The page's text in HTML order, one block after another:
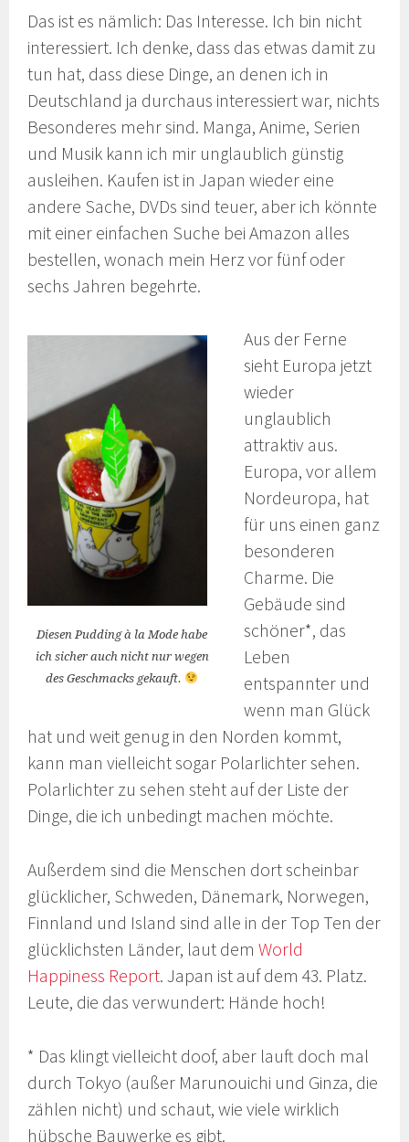
Das ist es nämlich: Das Interesse. Ich bin nicht
interessiert. Ich denke, dass das etwas damit zu
tun hat, dass diese Dinge, an denen ich in
Deutschland ja durchaus interessiert war, nichts
Besonderes mehr sind. Manga, Anime, Serien
und Musik kann ich mir unglaublich günstig
ausleihen. Kaufen ist in Japan wieder eine
andere Sache, DVDs sind teuer, aber ich könnte
mit einer einfachen Suche bei Amazon alles
bestellen, wonach mein Herz vor fünf oder
sechs Jahren begehrte.
Diesen Pudding à la Mode habe
ich sicher auch nicht nur wegen
des Geschmacks gekauft.
Aus der Ferne
sieht Europa jetzt
wieder
unglaublich
attraktiv aus.
Europa, vor allem
Nordeuropa, hat
für uns einen ganz
besonderen
Charme. Die
Gebäude sind
schöner*, das
Leben
entspannter und
wenn man Glück
hat und weit genug in den Norden kommt,
kann man vielleicht sogar Polarlichter sehen.
Polarlichter zu sehen steht auf der Liste der
Dinge, die ich unbedingt machen möchte.
Außerdem sind die Menschen dort scheinbar
glücklicher, Schweden, Dänemark, Norwegen,
Finnland und Island sind alle in der Top Ten der
glücklichsten Länder, laut demWorld
Happiness Report. Japan ist auf dem 43. Platz.
Leute, die das verwundert: Hände hoch!
* Das klingt vielleicht doof, aber lauft doch mal
durch Tokyo (außer Marunouichi und Ginza, die
zählen nicht) und schaut, wie viele wirklich
hübsche Bauwerke es gibt.